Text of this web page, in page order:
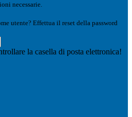
necessarie.
utente? Effettua il reset della password
la casella di posta elettronica!